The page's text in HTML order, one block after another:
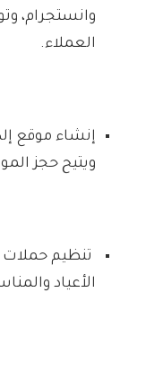
وانستجرام،
العملاء.
إنشاء موقع
ويتيح حجز
تنظيم حملات
الأعياد